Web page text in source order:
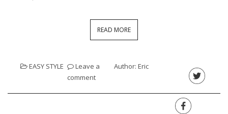
READ MORE
EASY STYLE
Leave a
comment
Author: Eric